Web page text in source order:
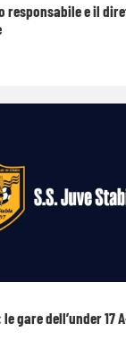
responsabile e il
gare dell’under 17